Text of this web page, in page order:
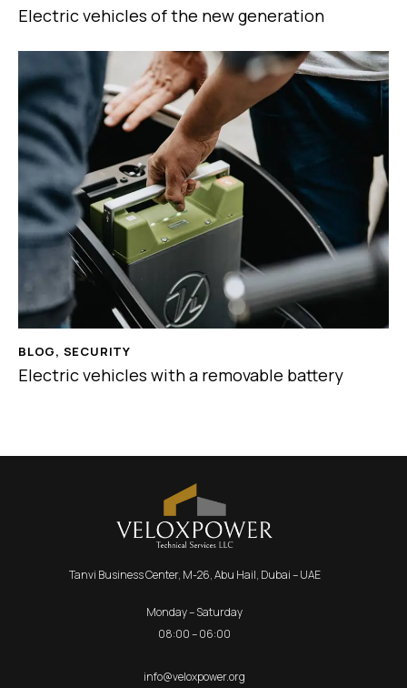
Electric vehicles of the new generation
BLOG, SECURITY
Electric vehicles with a removable battery
Tanvi Business Center, M-26, Abu Hail, Dubai – UAE
Monday – Saturday
08:00 – 06:00
info@veloxpower.org